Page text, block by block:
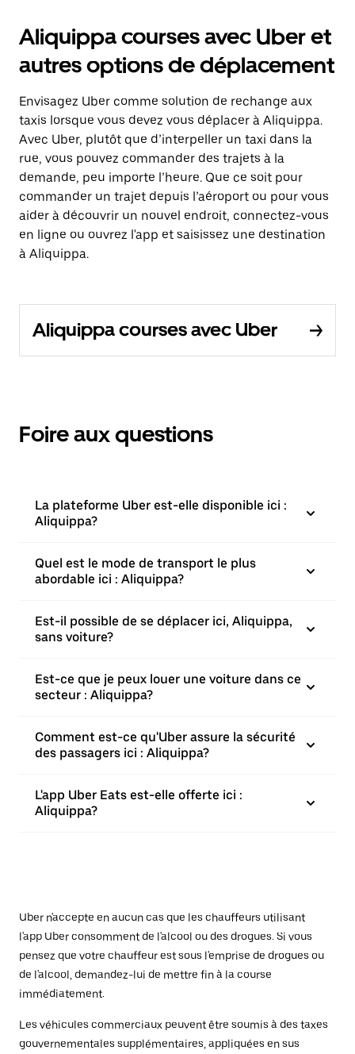
Aliquippa courses avec Uber et
autres options de déplacement
Envisagez Uber comme solution de rechange aux
taxis lorsque vous devez vous déplacer à Aliquippa.
Avec Uber, plutôt que d’interpeller un taxi dans la
rue, vous pouvez commander des trajets à la
demande, peu importe l’heure. Que ce soit pour
commander un trajet depuis l’aéroport ou pour vous
aider à découvrir un nouvel endroit, connectez-vous
en ligne ou ouvrez l'app et saisissez une destination
à Aliquippa.
Aliquippa courses avec Uber
Foire aux questions
La plateforme Uber est-elle disponible ici :
Aliquippa?
Quel est le mode de transport le plus
abordable ici : Aliquippa?
Est-il possible de se déplacer ici, Aliquippa,
sans voiture?
Est-ce que je peux louer une voiture dans ce
secteur : Aliquippa?
Comment est-ce qu'Uber assure la sécurité
des passagers ici : Aliquippa?
L'app Uber Eats est-elle offerte ici :
Aliquippa?
Uber n'accepte en aucun cas que les chauffeurs utilisant
l'app Uber consomment de l'alcool ou des drogues. Si vous
pensez que votre chauffeur est sous l'emprise de drogues ou
de l'alcool, demandez-lui de mettre fin à la course
immédiatement.
Les véhicules commerciaux peuvent être soumis à des taxes
gouvernementales supplémentaires, appliquées en sus